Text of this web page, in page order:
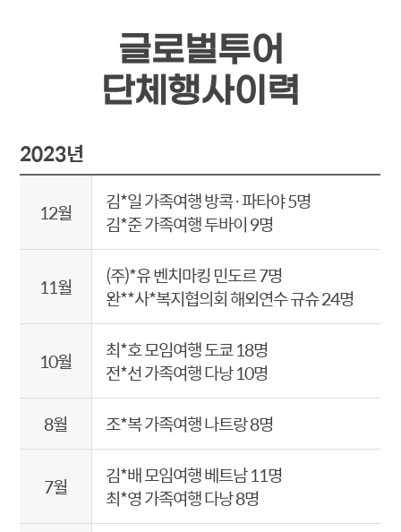
글로벌투어
단체행사이력
2023년
12월
김*일 가족여행 방콕·파타야 5명
김*준 가족여행 두바이 9명
11월
(주)*유 벤치마킹 민도르 7명
완**사*복지협의회 해외연수 규슈 24명
10월
최*호 모임여행 도쿄 18명
전*선 가족여행 다낭 10명
8월
조*복 가족여행 나트랑 8명
7월
김*배 모임여행 베트남 11명
최*영 가족여행 다낭 8명